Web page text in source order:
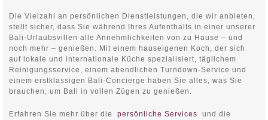
Die Vielzahl an persönlichen Dienstleistungen, die wir anbieten,
stellt sicher, dass Sie während Ihres Aufenthalts in einer unserer
Bali-Urlaubsvillen alle Annehmlichkeiten von zu Hause – und
noch mehr – genießen. Mit einem hauseigenen Koch, der sich
auf lokale und internationale Küche spezialisiert, täglichem
Reinigungsservice, einem abendlichen Turndown-Service und
einem erstklassigen Bali-Concierge haben Sie alles, was Sie
brauchen, um Bali in vollen Zügen zu genießen.
Erfahren Sie mehr über die persönliche Services und die